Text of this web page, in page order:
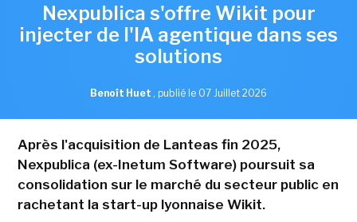
Nexpublica s'offre Wikit pour
injecter de l'IA agentique dans ses
solutions
Benoît Huet , publié le 07 Juillet 2026
Après l'acquisition de Lanteas fin 2025,
Nexpublica (ex-Inetum Software) poursuit sa
consolidation sur le marché du secteur public en
rachetant la start-up lyonnaise Wikit.